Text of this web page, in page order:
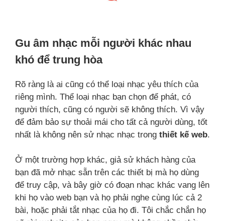
Gu âm nhạc mỗi người khác nhau
khó để trung hòa
Rõ ràng là ai cũng có thể loại nhạc yêu thích của
riêng mình. Thể loại nhạc bạn chọn để phát, có
người thích, cũng có người sẽ không thích. Vì vậy
để đảm bảo sự thoải mái cho tất cả người dùng, tốt
nhất là không nên sử nhạc nhạc trong thiết kế web.
Ở một trường hợp khác, giả sử khách hàng của
bạn đã mở nhạc sẵn trên các thiết bị mà họ dùng
để truy cập, và bây giờ có đoạn nhạc khác vang lên
khi họ vào web bạn và họ phải nghe cùng lúc cả 2
bài, hoặc phải tắt nhạc của họ đi. Tôi chắc chắn họ